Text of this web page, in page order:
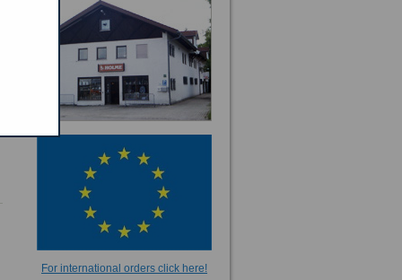
For international orders click here!